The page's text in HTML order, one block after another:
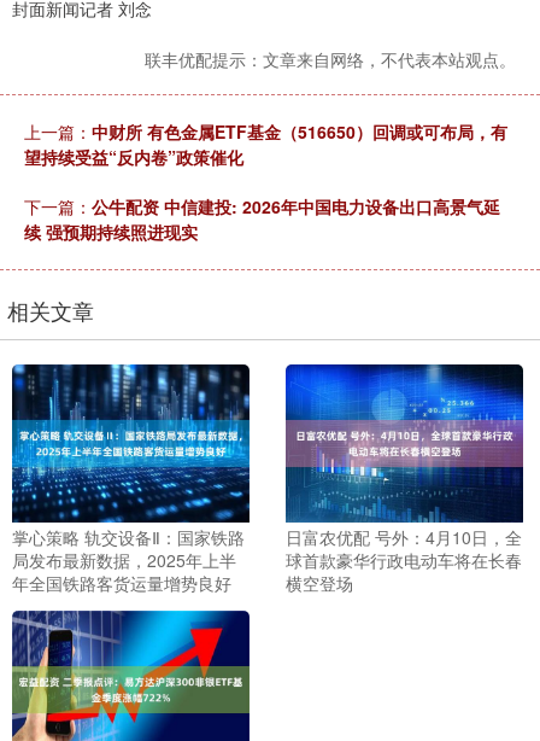
封面新闻记者 刘念
联丰优配提示：文章来自网络，不代表本站观点。
上一篇： 中财所 有色金属ETF基金（516650）回调或可布局，有
望持续受益“反内卷”政策催化
下一篇： 公牛配资 中信建投: 2026年中国电力设备出口高景气延
续 强预期持续照进现实
相关文章
掌心策略 轨交设备Ⅱ：国家铁路
局发布最新数据，2025年上半
年全国铁路客货运量增势良好
日富农优配 号外：4月10日，全
球首款豪华行政电动车将在长春
横空登场